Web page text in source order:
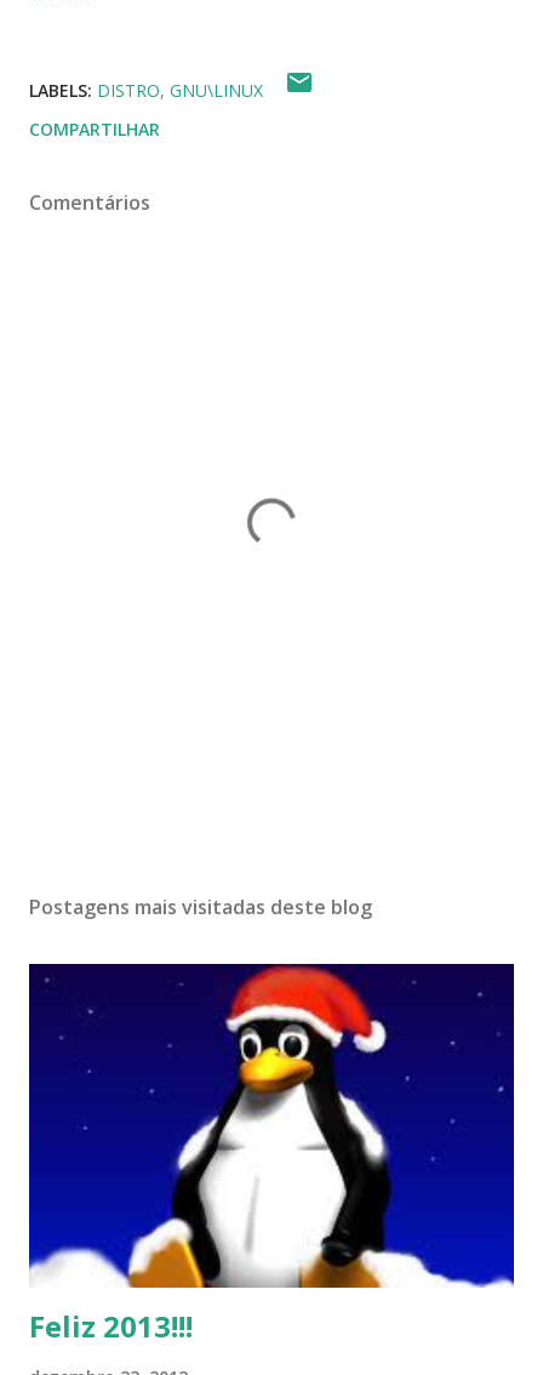
LABELS: DISTRO GNU\LINUX
COMPARTILHAR
Comentários
Postagens mais visitadas deste blog
Feliz 2013!!!